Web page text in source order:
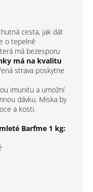
cesta, jak dát
o tepelně
má bezesporu
má na kvalitu
strava poskytne
imunitu a umožní
dávku. Miska by
a kosti.
Barfme 1 kg: